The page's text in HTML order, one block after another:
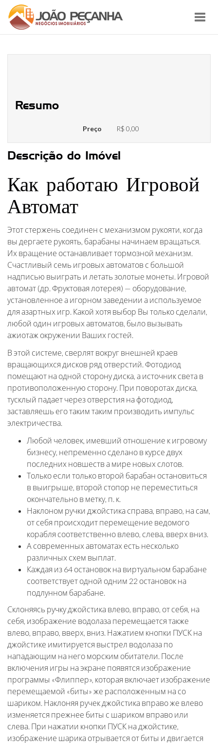
Resumo
Preço R$ 0,00
Descrição do Imóvel
Как работаю Игровой
Автомат
Этот стержень соединен с механизмом рукояти, когда
вы дергаете рукоять, барабаны начинаем вращаться.
Их вращение останавливает тормозной механизм.
Счастливый семь игровых автоматов с большой
надписью выиграть и летать золотые монеты. Игровой
автомат (др. Фруктовая лотерея) — оборудование,
установленное а игорном заведении а используемое
для азартных игр. Какой хотя выбор Вы только сделали,
любой один игровых автоматов, было вызывать
ажиотаж окружении Ваших гостей.
В этой системе, сверлят вокруг внешней краев
вращающихся дисков ряд отверстий. Фотодиод
помещают на одной сторону диска, а источник света в
противоположенную сторону. При поворотах диска,
тусклый падает через отверстия на фотодиод,
заставляешь его таким таким производить импульс
электричества.
Любой человек, имевший отношение к игровому
бизнесу, непременно сделано в курсе двух
последних новшеств а мире новых слотов.
Только если только второй барабан остановиться
в выигрыше, второй стопор не переместиться
окончательно в метку, п. к.
Наклоном ручки джойстика справа, вправо, на сам,
от себя происходит перемещение ведомого
корабля соответственно влево, слева, вверх вниз.
А современных автоматах есть несколько
различных схем выплат.
Каждая из 64 остановок на виртуальном барабане
соответствует одной одним 22 остановок на
подлунном барабане.
Склоняясь ручку джойстика влево, вправо, от себя, на
себя, изображение водолаза перемещается также
влево, вправо, вверх, вниз. Нажатием кнопки ПУСК на
джойстике имитируется выстрел водолаза по
нападающим на него морским обитатели. После
включения игры на экране появятся изображение
программы «Флиппер», которая включает изображение
перемещаемой «биты» же расположенным на со
шариком. Наклоняя ручек джойстика вправо же влево
изменяется прежнее биты с шариком вправо или
слева. При нажатии кнопки ПУСК на джойстике,
изображение шарика отрывается от биты и двигается